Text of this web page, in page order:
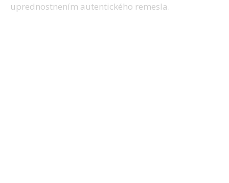
uprednostnením autentického remesla.